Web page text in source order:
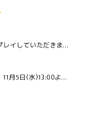
イしていただきまし
月5日(水)13:00より